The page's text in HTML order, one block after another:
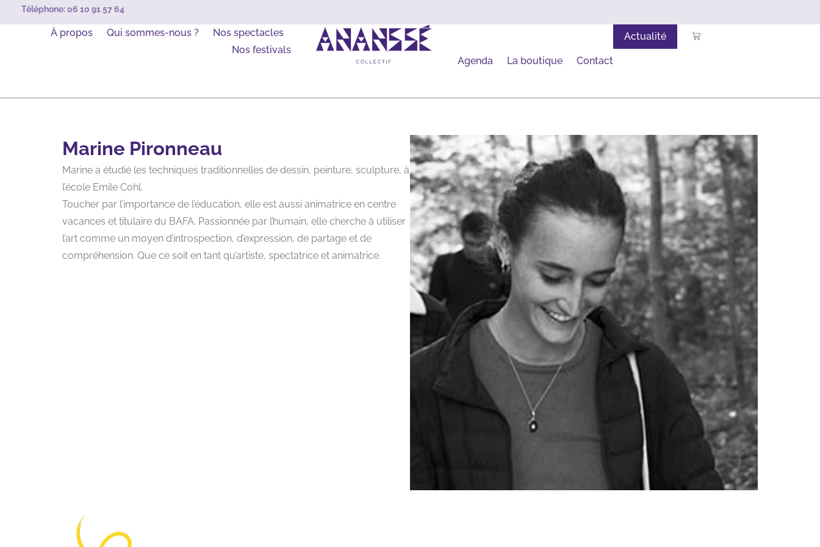
Téléphone:06 10 91 57 64
À propos Qui sommes-nous ?
Nos spectacles
Nos festivals
Agenda
La boutique Contact
Actualité
Marine Pironneau
Marine a étudié les techniques traditionnelles de dessin, peinture, sculpture, à
l’école Emile Cohl.
Toucher par l’importance de l’éducation, elle est aussi animatrice en centre
vacances et titulaire du BAFA. Passionnée par l’humain, elle cherche à utiliser
l’art comme un moyen d’introspection, d’expression, de partage et de
compréhension. Que ce soit en tant qu’artiste, spectatrice et animatrice.